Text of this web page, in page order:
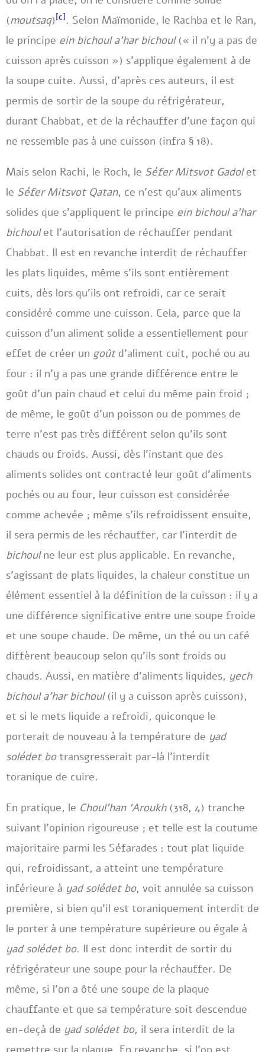
(moutsaq) [c] . Selon Maïmonide, le Rachba et le Ran,
le principe ein bichoul a’har bichoul(« il n’y a pas de
cuisson après cuisson ») s’applique également à de
la soupe cuite. Aussi, d’après ces auteurs, il est
permis de sortir de la soupe du réfrigérateur,
durant Chabbat, et de la réchauffer d’une façon qui
ne ressemble pas à une cuisson (infra § 18).
Mais selon Rachi, le Roch, le Séfer Mitsvot Gadolet
le Séfer Mitsvot Qatan, ce n’est qu’aux aliments
solides que s’appliquent le principe ein bichoul a’har
bichoulet l’autorisation de réchauffer pendant
Chabbat. Il est en revanche interdit de réchauffer
les plats liquides, même s’ils sont entièrement
cuits, dès lors qu’ils ont refroidi, car ce serait
considéré comme une cuisson. Cela, parce que la
cuisson d’un aliment solide a essentiellement pour
effet de créer un goûtd’aliment cuit, poché ou au
four : il n’y a pas une grande différence entre le
goût d’un pain chaud et celui du même pain froid ;
de même, le goût d’un poisson ou de pommes de
terre n’est pas très différent selon qu’ils sont
chauds ou froids. Aussi, dès l’instant que des
aliments solides ont contracté leur goût d’aliments
pochés ou au four, leur cuisson est considérée
comme achevée ; même s’ils refroidissent ensuite,
il sera permis de les réchauffer, car l’interdit de
bichoulne leur est plus applicable. En revanche,
s’agissant de plats liquides, la chaleur constitue un
élément essentiel à la définition de la cuisson : il y a
une différence significative entre une soupe froide
et une soupe chaude. De même, un thé ou un café
diffèrent beaucoup selon qu’ils sont froids ou
chauds. Aussi, en matière d’aliments liquides, yech
bichoul a’har bichoul(il y a cuisson après cuisson),
et si le mets liquide a refroidi, quiconque le
porterait de nouveau à la température de yad
solédet botransgresserait par-là l’interdit
toranique de cuire.
En pratique, le Choul’han ‘Aroukh(318, 4) tranche
suivant l’opinion rigoureuse ; et telle est la coutume
majoritaire parmi les Séfarades : tout plat liquide
qui, refroidissant, a atteint une température
inférieure à yad solédet bo, voit annulée sa cuisson
première, si bien qu’il est toraniquement interdit de
le porter à une température supérieure ou égale à
yad solédet bo. Il est donc interdit de sortir du
réfrigérateur une soupe pour la réchauffer. De
même, si l’on a ôté une soupe de la plaque
chauffante et que sa température soit descendue
en-deçà de yad solédet bo, il sera interdit de la